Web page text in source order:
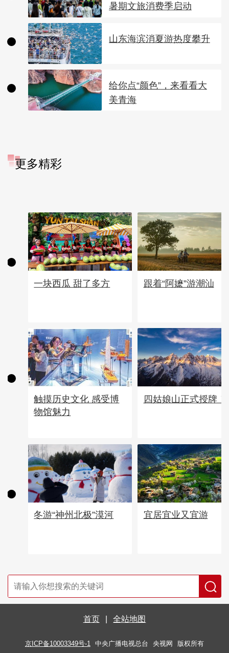
暑期文旅消费季启动
山东海滨消夏游热度攀升
给你点“颜色”，来看看大
美青海
更多精彩
一块西瓜 甜了多方 跟着“阿嬷”游潮汕
触摸历史文化 感受博
物馆魅力
四姑娘山正式授牌！
冬游“神州北极”漠河 宜居宜业又宜游
首页 全站地图
京ICP备10003349号-1 中央广播电视总台 央视网 版权所有